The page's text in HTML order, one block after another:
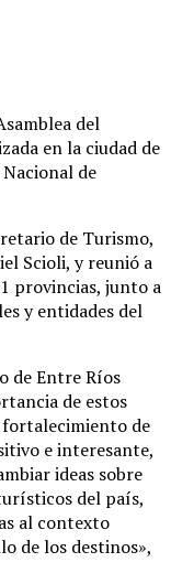
del
en la ciudad de
de
de Turismo,
Scioli, y reunió a
provincias, junto a
y entidades del
de Entre Ríos
de estos
fortalecimiento de
e interesante,
ideas sobre
del país,
al contexto
de los destinos»,